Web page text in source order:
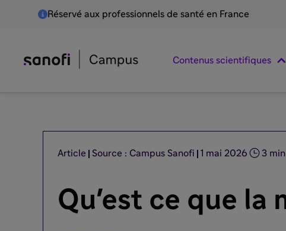
Réservé aux professionnels de santé en France
Contenus scientifiques
Article Source : Campus Sanofi 1 mai 2026 3 min
Qu'est ce que la